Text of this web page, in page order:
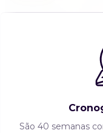
São 40 semanas